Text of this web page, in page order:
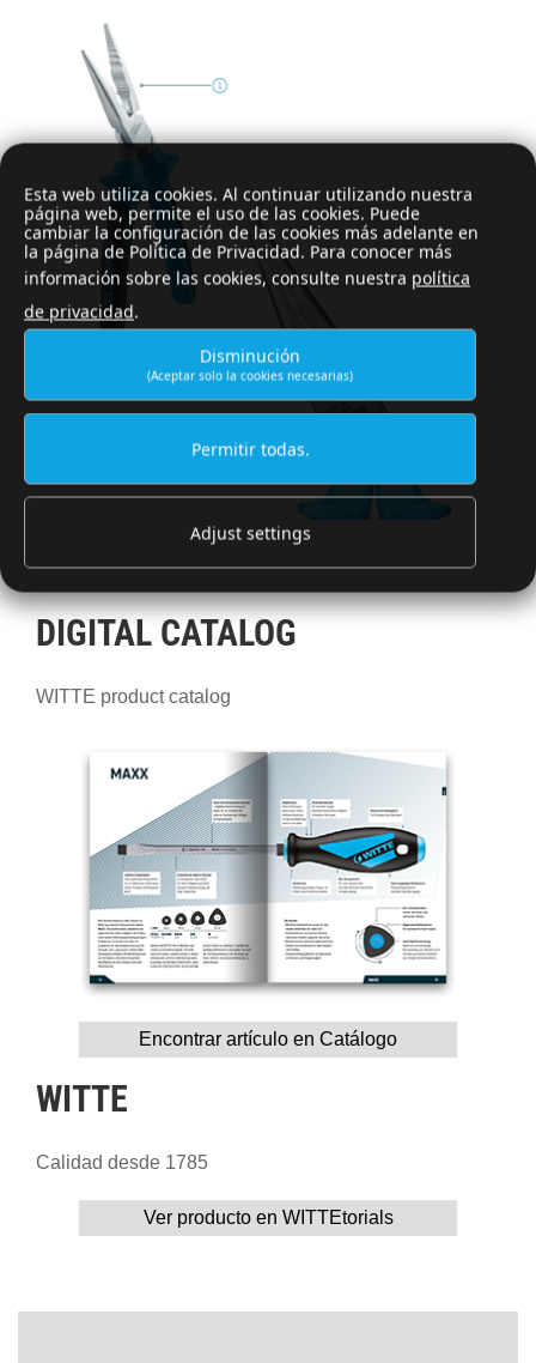
Encontrar artículo en Catálogo
DIGITAL CATALOG
WITTE product catalog
Ver producto en WITTEtorials
WITTE
Calidad desde 1785
Esta web utiliza cookies. Al continuar utilizando nuestra
página web, permite el uso de las cookies. Puede
cambiar la configuración de las cookies más adelante en
la página de Política de Privacidad. Para conocer más
información sobre las cookies, consulte nuestra política
de privacidad.
Disminución
(Aceptar solo la cookies necesarias)
Permitir todas.
Adjust settings